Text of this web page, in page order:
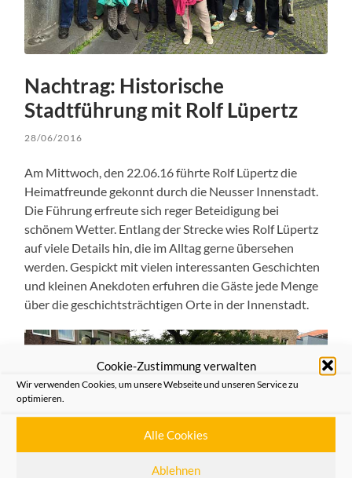
Cookie-Zustimmung verwalten
Wir verwenden Cookies, um unsere Webseite und unseren Service zu
optimieren.
Alle Cookies
Ablehnen
Nachtrag: Historische
Stadtführung mit Rolf Lüpertz
28/06/2016
Am Mittwoch, den 22.06.16 führte Rolf Lüpertz die
Heimatfreunde gekonnt durch die Neusser Innenstadt.
Die Führung erfreute sich reger Beteidigung bei
schönem Wetter. Entlang der Strecke wies Rolf Lüpertz
auf viele Details hin, die im Alltag gerne übersehen
werden. Gespickt mit vielen interessanten Geschichten
und kleinen Anekdoten erfuhren die Gäste jede Menge
über die geschichtsträchtigen Orte in der Innenstadt.